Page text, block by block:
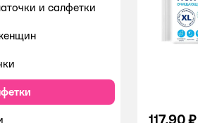
117,90 ₽
и салфетки